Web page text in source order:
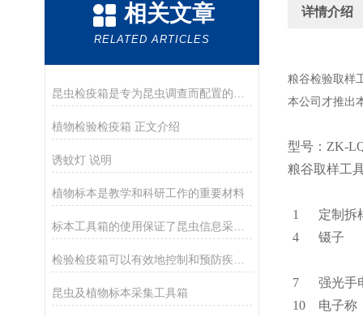
相关文章
RELATED ARTICLES
植物检验检疫箱 正文介绍
诱蚊灯 说明
植物标本是教学和科研工作的重要材料
昆虫及植物标本采集工具箱
详情介绍
粮谷检验取样
本公司才推出
型号：ZK-
粮谷取样工
1 定制拆
4
镊子
7
强光手
10
电子称